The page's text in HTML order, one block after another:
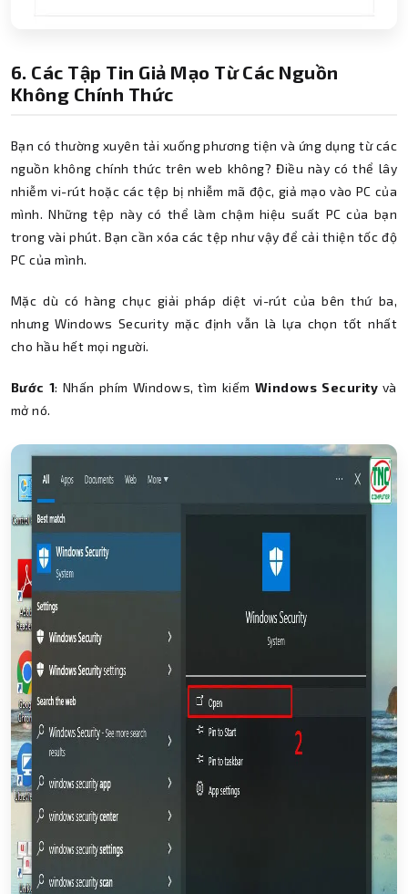
6. Các Tập Tin Giả Mạo Từ Các Nguồn
Không Chính Thức
Bạn có thường xuyên tải xuống phương tiện và ứng dụng từ các
nguồn không chính thức trên web không? Điều này có thể lây
nhiễm vi-rút hoặc các tệp bị nhiễm mã độc, giả mạo vào PC của
mình. Những tệp này có thể làm chậm hiệu suất PC của bạn
trong vài phút. Bạn cần xóa các tệp như vậy để cải thiện tốc độ
PC của mình.
Mặc dù có hàng chục giải pháp diệt vi-rút của bên thứ ba,
nhưng Windows Security mặc định vẫn là lựa chọn tốt nhất
cho hầu hết mọi người.
Bước 1: Nhấn phím Windows, tìm kiếm Windows Security và
mở nó.